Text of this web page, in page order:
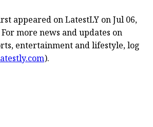
appeared on LatestLY on Jul 06,
For more news and updates on
entertainment and lifestyle, log
).